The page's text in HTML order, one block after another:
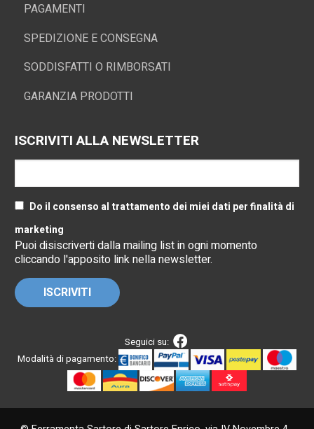
PAGAMENTI
SPEDIZIONE E CONSEGNA
SODDISFATTI O RIMBORSATI
GARANZIA PRODOTTI
ISCRIVITI ALLA NEWSLETTER
Do il consenso al trattamento dei miei dati per finalità di
marketing
Puoi disiscriverti dalla mailing list in ogni momento
cliccando l'apposito link nella newsletter.
Seguici su:
Modalità di pagamento: